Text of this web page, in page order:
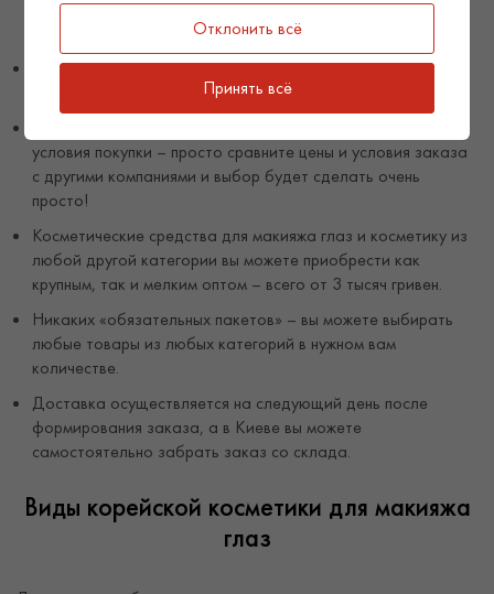
– абсолютно любой товар на сайте оригинальный и
Вы можете получить документы – заключения СЭС,
сертификаты на любой продукт, приобретенный в Sparcos.
условия покупки – просто сравните цены и условия заказа
с другими компаниями и выбор будет сделать очень
просто!
Косметические средства для макияжа глаз и косметику из
любой другой категории вы можете приобрести как
крупным, так и мелким оптом – всего от 3 тысяч гривен.
Никаких «обязательных пакетов» – вы можете выбирать
любые товары из любых категорий в нужном вам
количестве.
Доставка осуществляется на следующий день после
формирования заказа, а в Киеве вы можете
самостоятельно забрать заказ со склада.
Виды корейской косметики для макияжа
глаз
Отклонить всё
Принять всё